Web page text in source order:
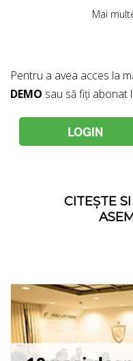
Mai
Pentru a avea acces la
DEMO sau să fiți abonat
LOGIN
CITEȘTE